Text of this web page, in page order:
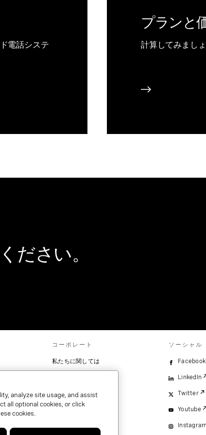
電話システ
プランと
計算してみましょ
ださい。
コーポレート
私たちに関しては
キャリア
ソーシャル
Facebook
LinkedIn
Twitter
Youtube
Instagram
analyze site usage, and assist
all optional cookies, or click
cookies.